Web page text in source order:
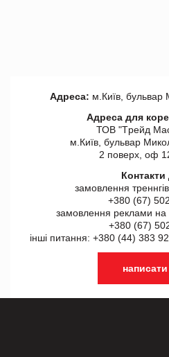
Адреса: м.Київ,
Адреса для
ТОВ "Tрейд
м.Київ, бульвар
2 поверх, оф
Контакти
замовлення
+380 (67)
замовлення реклами на
+380 (67)
інші питання: +380 (44) 383